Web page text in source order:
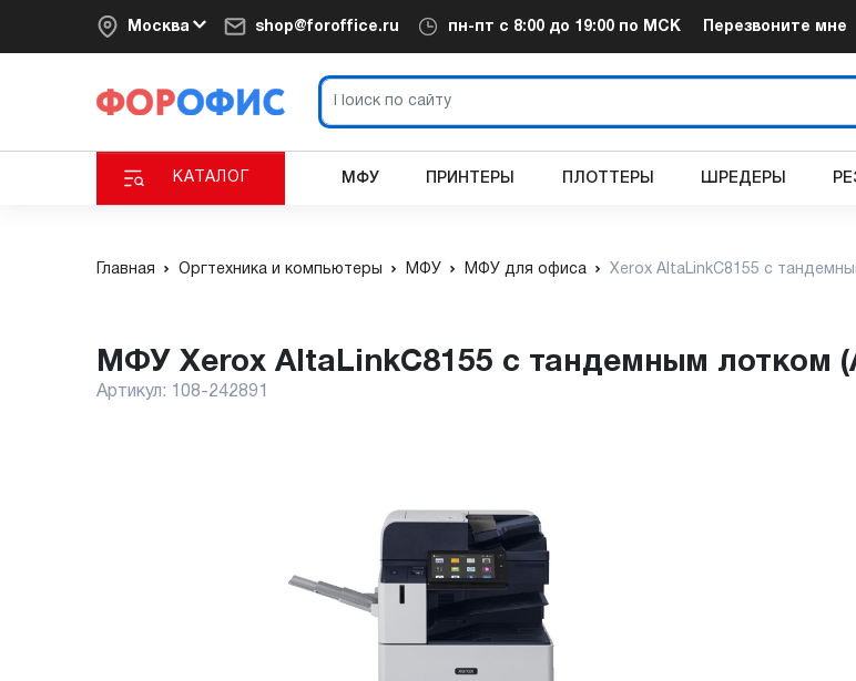
Москва shop@foroffice.ru пн-пт с 8:00 до 19:00 по МСК Перезвоните мне
КАТАЛОГ МФУ ПРИНТЕРЫ ПЛОТТЕРЫ ШРЕДЕРЫ
Главная Оргтехника и компьютеры МФУ МФУ для офиса Xerox AltaLinkC8155 с
МФУ Xerox AltaLinkC8155 с тандемным лотком
Артикул: 108-242891